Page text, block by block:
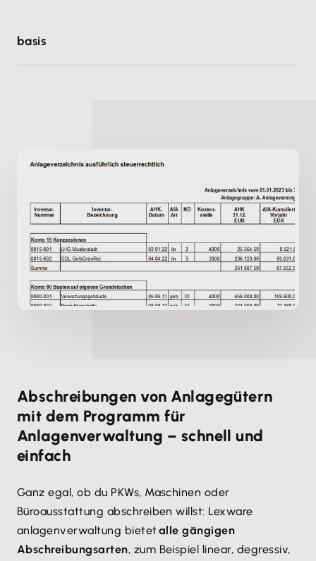
basis
Abschreibungen von Anlagegütern
mit dem Programm für
Anlagenverwaltung – schnell und
einfach
Ganz egal, ob du PKWs, Maschinen oder
Büroausstattung abschreiben willst: Lexware
anlagenverwaltung bietetalle gängigen
Abschreibungsarten, zum Beispiel linear, degressiv,